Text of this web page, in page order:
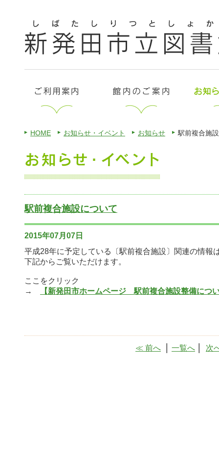
HOME お知らせ・イベント お知らせ 駅前複合施
駅前複合施設について
2015年07月07日
平成28年に予定している〔駅前複合施設〕関連の情報
下記からご覧いただけます。
ここをクリック
→
【新発田市ホームページ 駅前複合施設整備につ
≪ 前へ 一覧へ 次